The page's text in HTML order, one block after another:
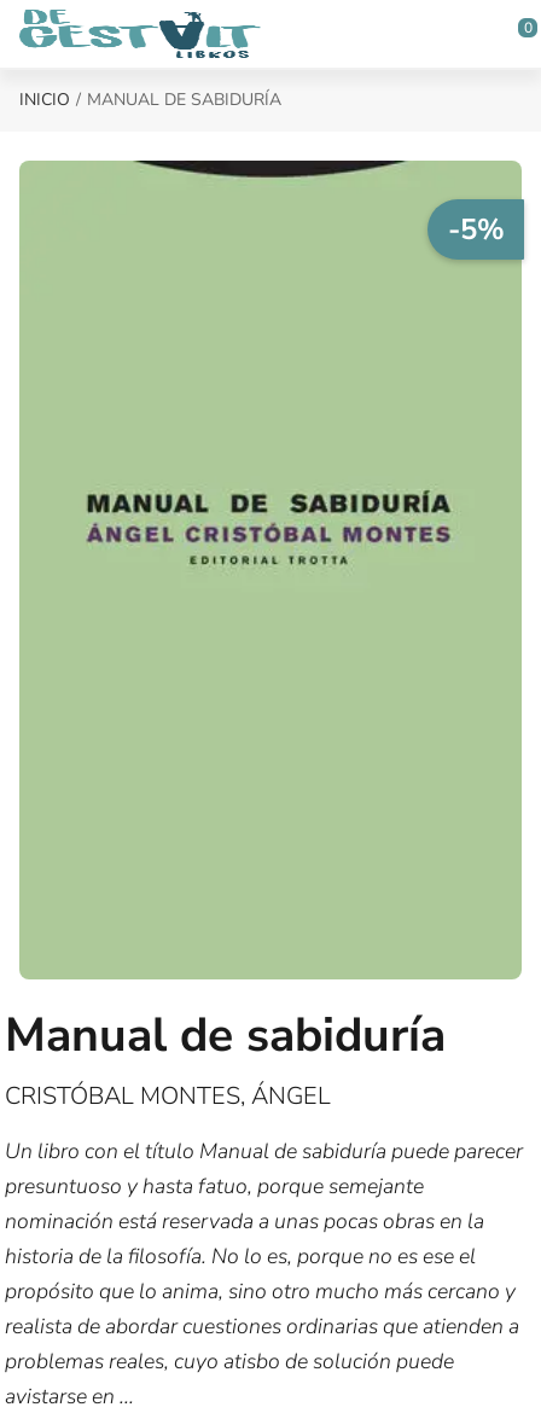
Saltar al contenido principal
0
INICIO MANUAL DE SABIDURÍA
-5%
Manual de sabiduría
CRISTÓBAL MONTES, ÁNGEL
Un libro con el título Manual de sabiduría puede parecer
presuntuoso y hasta fatuo, porque semejante
nominación está reservada a unas pocas obras en la
historia de la filosofía. No lo es, porque no es ese el
propósito que lo anima, sino otro mucho más cercano y
realista de abordar cuestiones ordinarias que atienden a
problemas reales, cuyo atisbo de solución puede
avistarse en ...